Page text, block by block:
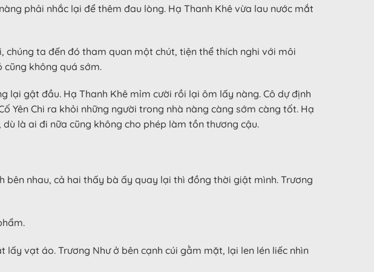
phải nhắc lại để thêm đau lòng. Hạ Thanh Khê vừa lau nước mắt
chúng ta đến đó tham quan một chút, tiện thể thích nghi với môi
không quá sớm.
lại gật đầu. Hạ Thanh Khê mỉm cười rồi lại ôm lấy nàng. Cô dự định
Yên Chi ra khỏi những người trong nhà nàng càng sớm càng tốt. Hạ
là ai đi nữa cũng không cho phép làm tồn thương cậu.
bên nhau, cả hai thấy bà ấy quay lại thì đồng thời giật mình. Trương
vạt áo. Trương Như ở bên cạnh cúi gằm mặt, lại len lén liếc nhìn